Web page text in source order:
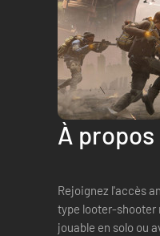
À propos
Rejoignez l'accès
type looter-shooter
jouable en solo ou